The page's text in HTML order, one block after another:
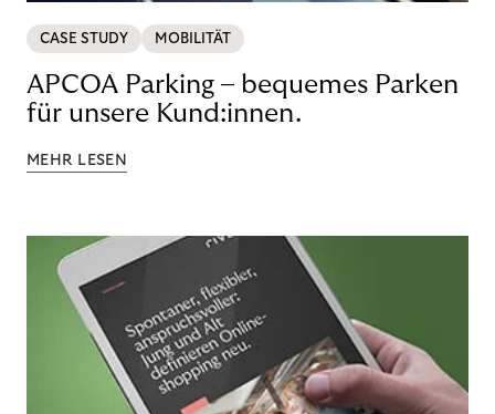
CASE STUDY MOBILITÄT
APCOA Parking – bequemes Parken
für unsere Kund:innen.
MEHR LESEN